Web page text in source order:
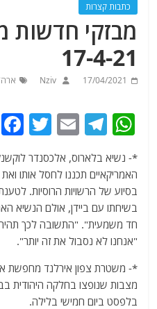
כתבות קצרות
מבזקי חדשות
17-4-21
17/04/2021
Nziv
W
at
s
A
p
p
T
e
g
ra
m
E
m
ai
l
T
w
itt
er
*- נשיא בלארוס, אלכסנדר
האמריקאיים תכננו לחסל אותו
בסיוע של הרשויות הרוסיות.
בשיחתו עם ביידן, אולם הנשיא
חד משמעית". "התשובה לכך תהיה
"אנחנו לא נסבול את זה יותר".
*- משטרת צפון אירלנד מחפשת
מצבות שנופצו בחלקה היהודית
בלפסט ביום חמישי בלילה.